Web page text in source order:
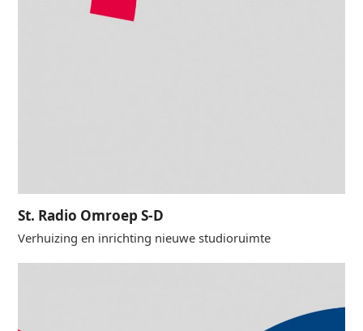
St. Radio Omroep S-D
Verhuizing en inrichting nieuwe studioruimte